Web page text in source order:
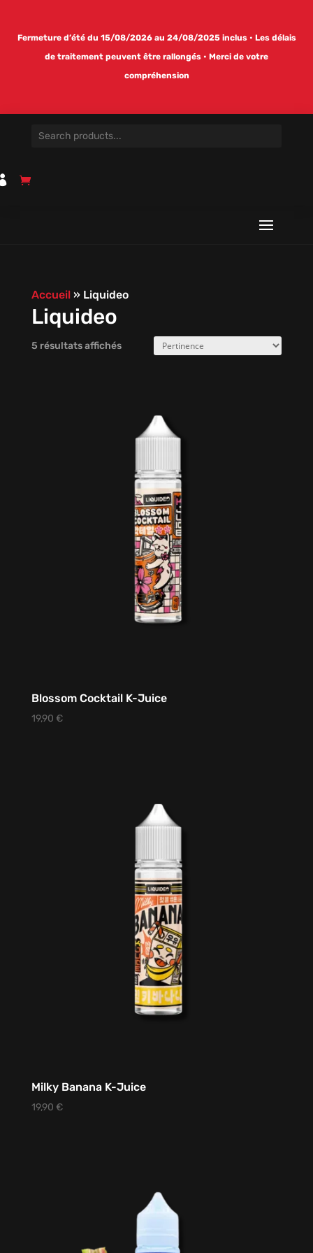
Fermeture d’été du 15/08/2026 au 24/08/2025 inclus • Les délais
de traitement peuvent être rallongés • Merci de votre
compréhension
Accueil» Liquideo
Liquideo
5 résultats affichés
Blossom Cocktail K-Juice
19,90 €
Milky Banana K-Juice
19,90 €